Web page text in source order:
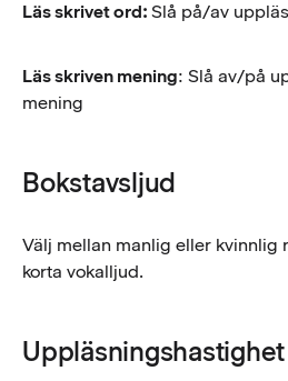
Läs skrivet ord: Slå på/av
Läs skriven mening: Slå av/på
mening
Bokstavsljud
Välj mellan manlig eller kvinnlig
korta vokalljud.
Uppläsningshastighet